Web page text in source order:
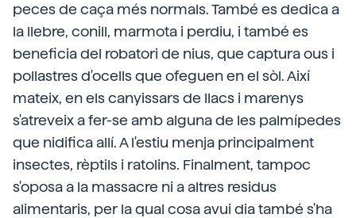
peces de caça més normals. També es dedica a
la llebre, conill, marmota i perdiu, i també es
beneficia del robatori de nius, que captura ous i
pollastres d'ocells que ofeguen en el sòl. Així
mateix, en els canyissars de llacs i marenys
s'atreveix a fer-se amb alguna de les palmípedes
que nidifica allí. A l'estiu menja principalment
insectes, rèptils i ratolins. Finalment, tampoc
s'oposa a la massacre ni a altres residus
alimentaris, per la qual cosa avui dia també s'ha